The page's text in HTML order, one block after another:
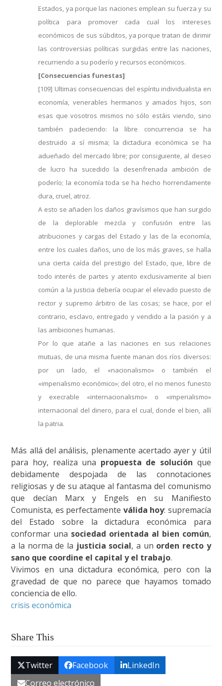
Estados, ya porque las naciones emplean su fuerza y su
política para promover cada cual los intereses
económicos de sus súbditos, ya porque tratan de dirimir
las controversias políticas surgidas entre las naciones,
recurriendo a su poderío y recursos económicos.
[Consecuencias funestas]
[109] Ultimas consecuencias del espíritu individualista en
economía, venerables hermanos y amados hijos, son
esas que vosotros mismos no sólo estáis viendo, sino
también padeciendo: la libre concurrencia se ha
destruido a sí misma; la dictadura económica se ha
adueñado del mercado libre; por consiguiente, al deseo
de lucro ha sucedido la desenfrenada ambición de
poderío; la economía toda se ha hecho horrendamente
dura, cruel, atroz.
A esto se añaden los daños gravísimos que han surgido
de la deplorable mezcla y confusión entre las
atribuciones y cargas del Estado y las de la economía,
entre los cuales daños, uno de los más graves, se halla
una cierta caída del prestigio del Estado, que, libre de
todo interés de partes y atento exclusivamente al bien
común a la justicia debería ocupar el elevado puesto de
rector y supremo árbitro de las cosas; se hace, por el
contrario, esclavo, entregado y vendido a la pasión y a
las ambiciones humanas.
Por lo que atañe a las naciones en sus relaciones
mutuas, de una misma fuente manan dos ríos diversos:
por un lado, el «nacionalismo» o también el
«imperialismo económico»; del otro, el no menos funesto
y execrable «internacionalismo» o «imperialismo»
internacional del dinero, para el cual, donde el bien, allí
la patria.
Más allá del análisis, plenamente acertado ayer y útil
para hoy, realiza una propuesta de solución que
debidamente despojada de las connotaciones
religiosas y de su ataque al fantasma del comunismo
que decían Marx y Engels en su Manifiesto
Comunista, es perfectamente válida hoy: supremacía
del Estado sobre la dictadura económica para
conformar una sociedad orientada al bien común,
a la norma de la justicia social, a un orden recto y
sano que coordine el capital y el trabajo.
Vivimos en una dictadura económica, pero con la
gravedad de que no parece que hayamos tomado
conciencia de ello.
crisis económica
Share This
Twitter Facebook
LinkedIn
Correo electrónico